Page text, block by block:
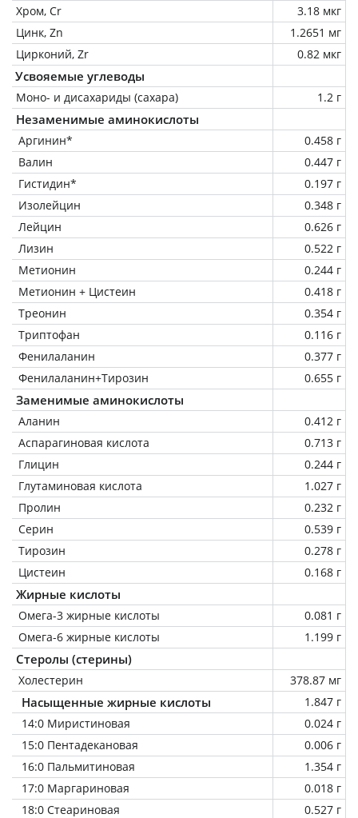
Хром, Cr
3.18 мкг
Цинк, Zn
1.2651 мг
Цирконий, Zr
0.82 мкг
Усвояемые углеводы
Моно- и дисахариды (сахара) 1.2 г
Незаменимые аминокислоты
Аргинин*
0.458 г
Валин
0.447 г
Гистидин*
0.197 г
Изолейцин
0.348 г
Лейцин
0.626 г
Лизин
0.522 г
Метионин
0.244 г
Метионин + Цистеин
0.418 г
Треонин
0.354 г
Триптофан
0.116 г
Фенилаланин
0.377 г
Фенилаланин+Тирозин
0.655 г
Заменимые аминокислоты
Аланин
0.412 г
Аспарагиновая кислота
0.713 г
Глицин
0.244 г
Глутаминовая кислота
1.027 г
Пролин
0.232 г
Серин
0.539 г
Тирозин
0.278 г
Цистеин
0.168 г
Жирные кислоты
Омега-3 жирные кислоты
0.081 г
Омега-6 жирные кислоты
1.199 г
Стеролы (стерины)
Холестерин 378.87 мг
Насыщенные жирные кислоты
1.847 г
14:0 Миристиновая
0.024 г
15:0 Пентадекановая
0.006 г
16:0 Пальмитиновая
1.354 г
17:0 Маргариновая
0.018 г
18:0 Стеариновая
0.527 г